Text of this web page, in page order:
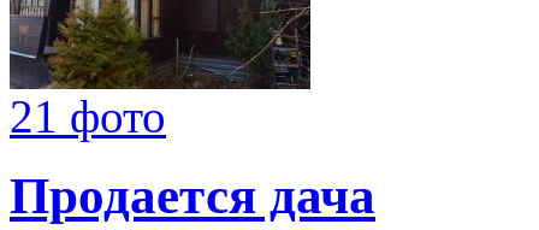
21 фото
Продается дача